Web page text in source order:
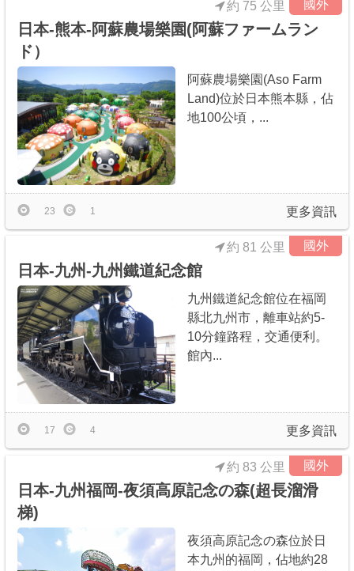
國外
約 75 公里
日本-熊本-阿蘇農場樂園(阿蘇ファームラン
ド）
阿蘇農場樂園(Aso Farm
Land)位於日本熊本縣，佔
地100公頃，...
更多資訊
23 1
國外
約 81 公里
日本-九州-九州鐵道紀念館
九州鐵道紀念館位在福岡
縣北九州市，離車站約5-
10分鐘路程，交通便利。
館內...
更多資訊
17 4
國外
約 83 公里
日本-九州福岡-夜須高原記念の森(超長溜滑
梯)
夜須高原記念の森位於日
本九州的福岡，佔地約28